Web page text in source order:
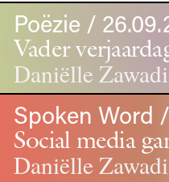
Poëzie /
Vader
Daniëlle Zawadi
Spoken Word
Social media
Daniëlle Zawadi